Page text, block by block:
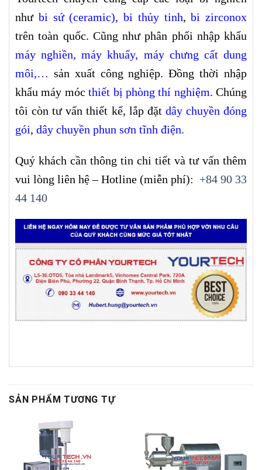
như bi sứ (ceramic), bi thủy tinh,bi zirconox
trên toàn quốc. Cũng như phân phối nhập khẩu
máy nghiền,máy khuấy, máy chưng cất dung
môi,… sản xuất công nghiệp. Đồng thời nhập
khẩu máy mócthiết bị phòng thí nghiệm. Chúng
tôi còn tư vấn thiết kế, lắp đặt dây chuyền đóng
gói, dây chuyền phun sơn tĩnh điện.
Quý khách cần thông tin chi tiết và tư vấn thêm
vui lòng liên hệ – Hotline (miễn phí): +84 90 33
44 140
SẢN PHẨM TƯƠNG TỰ